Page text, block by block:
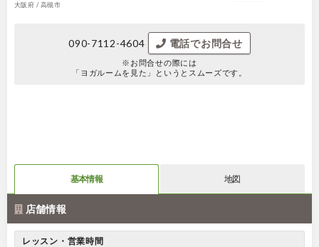
大阪府 / 高槻市
090-7112-4604 電話でお問合せ
※お問合せの際には
「ヨガルームを見た」というとスムーズです。
基本情報 地図
店舗情報
レッスン・営業時間